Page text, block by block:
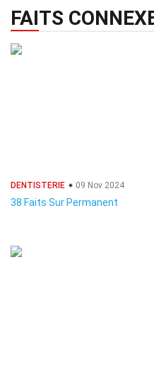
FAITS
DENTISTERIE 09 Nov 2024
38 Faits Sur Permanent